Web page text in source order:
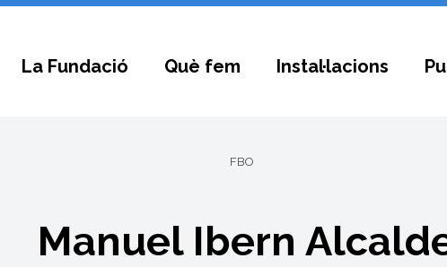
La Fundació Què fem Instal·lacions
FBO
Manuel Ibern